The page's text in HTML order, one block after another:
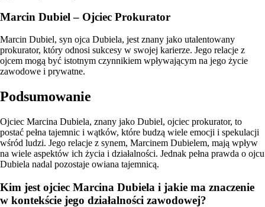
Marcin Dubiel – Ojciec Prokurator
Marcin Dubiel, syn ojca Dubiela, jest znany jako utalentowany
prokurator, który odnosi sukcesy w swojej karierze. Jego relacje z
ojcem mogą być istotnym czynnikiem wpływającym na jego życie
zawodowe i prywatne.
Podsumowanie
Ojciec Marcina Dubiela, znany jako Dubiel, ojciec prokurator, to
postać pełna tajemnic i wątków, które budzą wiele emocji i spekulacji
wśród ludzi. Jego relacje z synem, Marcinem Dubielem, mają wpływ
na wiele aspektów ich życia i działalności. Jednak pełna prawda o ojcu
Dubiela nadal pozostaje owiana tajemnicą.
Kim jest ojciec Marcina Dubiela i jakie ma znaczenie
w kontekście jego działalności zawodowej?